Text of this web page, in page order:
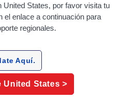
Tabla
United States, por favor visita tu
el enlace a continuación para
regionales.
Aquí.
United States >